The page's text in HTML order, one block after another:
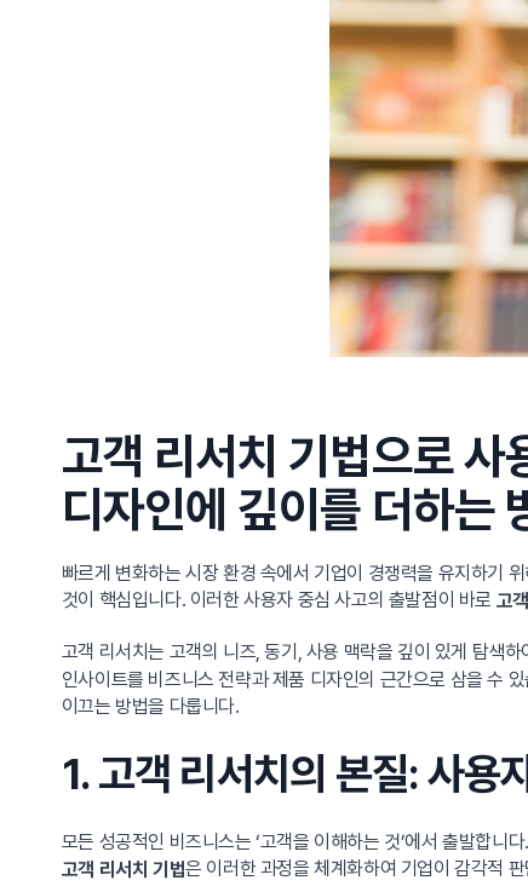
정부지원사업
고객 리서치 기법으로
디자인에 깊이를 더하는
빠르게 변화하는 시장 환경 속에서 기업이 경쟁력을 유지하기
것이 핵심입니다. 이러한 사용자 중심 사고의 출발점이 바로 고
고객 리서치는 고객의 니즈, 동기, 사용 맥락을 깊이 있게 탐색
인사이트를 비즈니스 전략과 제품 디자인의 근간으로 삼을 수
이끄는 방법을 다룹니다.
1. 고객 리서치의 본질: 사용
모든 성공적인 비즈니스는 ‘고객을 이해하는 것’에서 출발합
고객 리서치 기법은 이러한 과정을 체계화하여 기업이 감각적